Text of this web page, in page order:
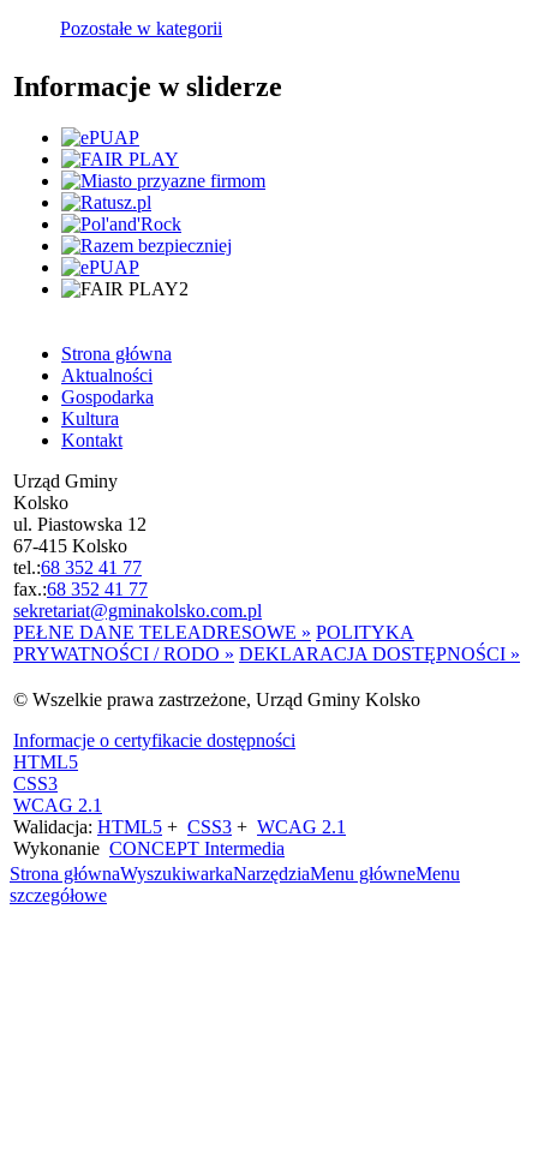
Pozostałe w kategorii
Informacje w sliderze
Strona główna
Aktualności
Gospodarka
Kultura
Kontakt
Urząd Gminy
Kolsko
ul. Piastowska 12
67-415 Kolsko
tel.:68 352 41 77
fax.:68 352 41 77
sekretariat@gminakolsko.com.pl
PEŁNE DANE TELEADRESOWE » POLITYKA
PRYWATNOŚCI / RODO » DEKLARACJA DOSTĘPNOŚCI »
© Wszelkie prawa zastrzeżone, Urząd Gminy Kolsko
Informacje o certyfikacie dostępności
HTML5
CSS3
WCAG 2.1
Walidacja: HTML5 + CSS3 + WCAG 2.1
Wykonanie CONCEPT Intermedia
Strona głównaWyszukiwarkaNarzędziaMenu główneMenu
szczegółowe